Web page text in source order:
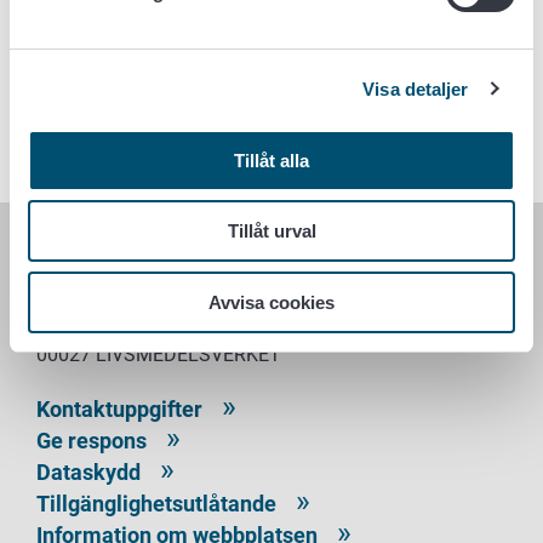
Visa detaljer
Tillåt alla
Tillåt urval
Avvisa cookies
Mer information från Livsmedelsverket:
fornamn.efternamn@ruokavirasto.fi
LIVSMEDELSVERKET
PB 100
00027 LIVSMEDELSVERKET
Kontaktuppgifter
Ge respons
Dataskydd
Tillgänglighetsutlåtande
Information om webbplatsen